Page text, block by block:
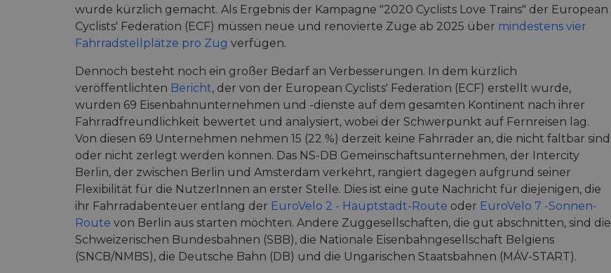
wurde kürzlich gemacht. Als Ergebnis der Kampagne "2020 Cyclists Love Trains" der European
Cyclists' Federation (ECF) müssen neue und renovierte Züge ab 2025 über mindestens vier
Fahrradstellplätze pro Zug verfügen.
Dennoch besteht noch ein großer Bedarf an Verbesserungen. In dem kürzlich
veröffentlichten Bericht, der von der European Cyclists' Federation (ECF) erstellt wurde,
wurden 69 Eisenbahnunternehmen und -dienste auf dem gesamten Kontinent nach ihrer
Fahrradfreundlichkeit bewertet und analysiert, wobei der Schwerpunkt auf Fernreisen lag.
Von diesen 69 Unternehmen nehmen 15 (22 %) derzeit keine Fahrräder an, die nicht faltbar sind
oder nicht zerlegt werden können. Das NS-DB Gemeinschaftsunternehmen, der Intercity
Berlin, der zwischen Berlin und Amsterdam verkehrt, rangiert dagegen aufgrund seiner
Flexibilität für die NutzerInnen an erster Stelle. Dies ist eine gute Nachricht für diejenigen, die
ihr Fahrradabenteuer entlang der EuroVelo 2 - Hauptstadt-Route oder EuroVelo 7 -Sonnen-
Route von Berlin aus starten möchten. Andere Zuggesellschaften, die gut abschnitten, sind die
Schweizerischen Bundesbahnen (SBB), die Nationale Eisenbahngesellschaft Belgiens
(SNCB/NMBS), die Deutsche Bahn (DB) und die Ungarischen Staatsbahnen (MÁV-START).